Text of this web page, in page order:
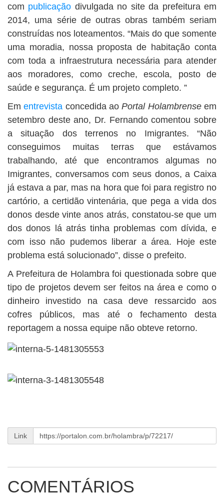
com publicação divulgada no site da prefeitura em
2014, uma série de outras obras também seriam
construídas nos loteamentos. “Mais do que somente
uma moradia, nossa proposta de habitação conta
com toda a infraestrutura necessária para atender
aos moradores, como creche, escola, posto de
saúde e segurança. É um projeto completo. ”
Ementrevista concedida aoPortal Holambrenseem
setembro deste ano, Dr. Fernando comentou sobre
a situação dos terrenos no Imigrantes. “Não
conseguimos muitas terras que estávamos
trabalhando, até que encontramos algumas no
Imigrantes, conversamos com seus donos, a Caixa
já estava a par, mas na hora que foi para registro no
cartório, a certidão vintenária, que pega a vida dos
donos desde vinte anos atrás, constatou-se que um
dos donos lá atrás tinha problemas com dívida, e
com isso não pudemos liberar a área. Hoje este
problema está solucionado”, disse o prefeito.
A Prefeitura de Holambra foi questionada sobre que
tipo de projetos devem ser feitos na área e como o
dinheiro investido na casa deve ressarcido aos
cofres públicos, mas até o fechamento desta
reportagem a nossa equipe não obteve retorno.
Link
COMENTÁRIOS